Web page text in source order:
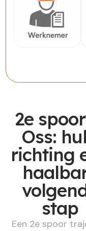
2e
Oss:
richting
stap
Een 2e spoor